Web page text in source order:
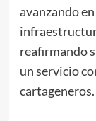
avanzando
reafirmando
un servicio
cartageneros.